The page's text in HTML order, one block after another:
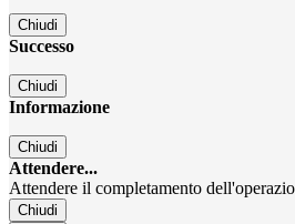
Chiudi
Successo
Chiudi
Informazione
Chiudi
Attendere...
Attendere il completamento
Chiudi